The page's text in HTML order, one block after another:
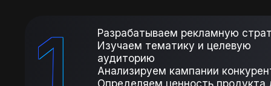
Разрабатываем рекламную
Изучаем тематику и целевую
аудиторию
Анализируем кампании
Определяем ценность продукта